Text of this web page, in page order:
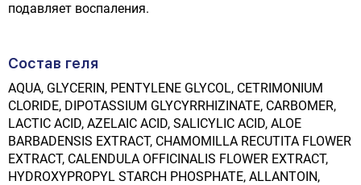
подавляет воспаления.
Состав геля
AQUA, GLYCERIN, PENTYLENE GLYCOL, CETRIMONIUM
CLORIDE, DIPOTASSIUM GLYCYRRHIZINATE, CARBOMER,
LACTIC ACID, AZELAIC ACID, SALICYLIC ACID, ALOE
BARBADENSIS EXTRACT, CHAMOMILLA RECUTITA FLOWER
EXTRACT, CALENDULA OFFICINALIS FLOWER EXTRACT,
HYDROXYPROPYL STARCH PHOSPHATE, ALLANTOIN,